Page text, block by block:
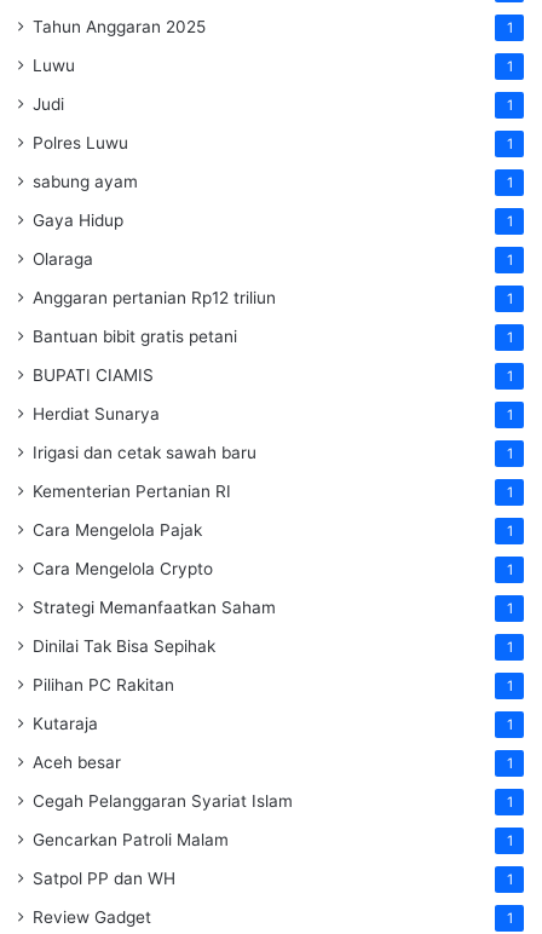
Tahun Anggaran 2025 1
Luwu 1
Judi 1
Polres Luwu 1
sabung ayam 1
Gaya Hidup 1
Olaraga 1
Anggaran pertanian Rp12 triliun 1
Bantuan bibit gratis petani 1
BUPATI CIAMIS 1
Herdiat Sunarya 1
Irigasi dan cetak sawah baru 1
Kementerian Pertanian RI 1
Cara Mengelola Pajak 1
Cara Mengelola Crypto 1
Strategi Memanfaatkan Saham 1
Dinilai Tak Bisa Sepihak 1
Pilihan PC Rakitan 1
Kutaraja 1
Aceh besar 1
Cegah Pelanggaran Syariat Islam 1
Gencarkan Patroli Malam 1
Satpol PP dan WH 1
Review Gadget 1